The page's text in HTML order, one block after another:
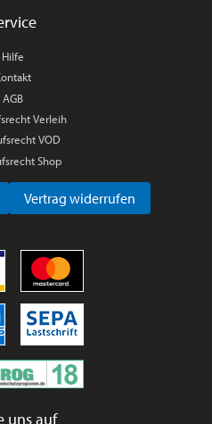
Hilfe
AGB
Verleih
VOD
Shop
Vertrag widerrufen
uns auf